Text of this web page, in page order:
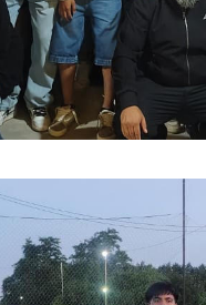
Suscribirme gratis